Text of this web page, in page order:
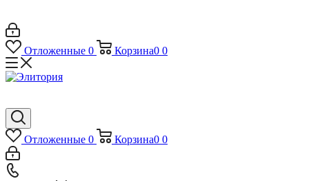
Отложенные 0 Корзина0 0
Отложенные 0 Корзина0 0